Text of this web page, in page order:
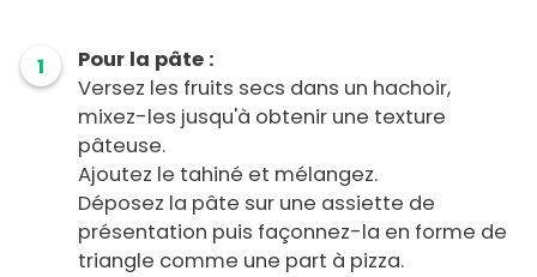
1
Pour la pâte :
Versez les fruits secs dans un hachoir,
mixez-les jusqu'à obtenir une texture
pâteuse.
Ajoutez le tahiné et mélangez.
Déposez la pâte sur une assiette de
présentation puis façonnez-la en forme de
triangle comme une part à pizza.